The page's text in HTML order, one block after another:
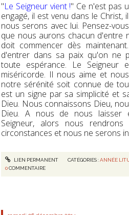
"Le Seigneur vient !" Ce n'est pas
engagé, il est venu dans le Christ,
nous serons avec lui. Pensez-
que nous aurons chacun d'entre
doit commencer dès
d'entrer dans sa paix qu'on ne
toute espérance. Le
miséricorde. Il nous aime et
notre sérénité soit connue de
est un signe par sa simplicité et
Dieu. Nous connaissons Dieu,
Dieu. A nous de nous
Seigneur, alors nous
circonstances et nous ne serons
LIEN PERMANENT CATÉGORIES :ANNÉE
0COMMENTAIRE